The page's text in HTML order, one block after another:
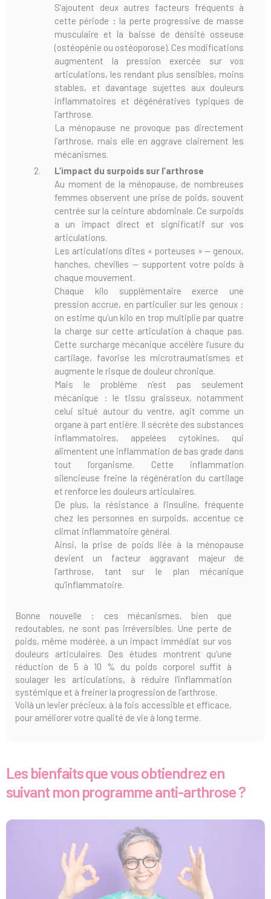
S’ajoutent deux autres facteurs fréquents à
cette période : la perte progressive de masse
musculaire et la baisse de densité osseuse
(ostéopénie ou ostéoporose). Ces modifications
augmentent la pression exercée sur vos
articulations, les rendant plus sensibles, moins
stables, et davantage sujettes aux douleurs
inflammatoires et dégénératives typiques de
l’arthrose.
La ménopause ne provoque pas directement
l’arthrose, mais elle en aggrave clairement les
mécanismes.
L’impact du surpoids sur l’arthrose
Au moment de la ménopause, de nombreuses
femmes observent une prise de poids, souvent
centrée sur la ceinture abdominale. Ce surpoids
a un impact direct et significatif sur vos
articulations.
Les articulations dites « porteuses » — genoux,
hanches, chevilles — supportent votre poids à
chaque mouvement.
Chaque kilo supplémentaire exerce une
pression accrue, en particulier sur les genoux :
on estime qu’un kilo en trop multiplie par quatre
la charge sur cette articulation à chaque pas.
Cette surcharge mécanique accélère l’usure du
cartilage, favorise les microtraumatismes et
augmente le risque de douleur chronique.
Mais le problème n’est pas seulement
mécanique : le tissu graisseux, notamment
celui situé autour du ventre, agit comme un
organe à part entière. Il sécrète des substances
inflammatoires, appelées cytokines, qui
alimentent une inflammation de bas grade dans
tout l’organisme. Cette inflammation
silencieuse freine la régénération du cartilage
et renforce les douleurs articulaires.
De plus, la résistance à l’insuline, fréquente
chez les personnes en surpoids, accentue ce
climat inflammatoire général.
Ainsi, la prise de poids liée à la ménopause
devient un facteur aggravant majeur de
l’arthrose, tant sur le plan mécanique
qu’inflammatoire.
Bonne nouvelle : ces mécanismes, bien que
redoutables, ne sont pas irréversibles. Une perte de
poids, même modérée, a un impact immédiat sur vos
douleurs articulaires. Des études montrent qu’une
réduction de 5 à 10 % du poids corporel suffit à
soulager les articulations, à réduire l’inflammation
systémique et à freiner la progression de l’arthrose.
Voilà un levier précieux, à la fois accessible et efficace,
pour améliorer votre qualité de vie à long terme.
Les bienfaits que vous obtiendrez en
suivant mon programme anti-arthrose ?